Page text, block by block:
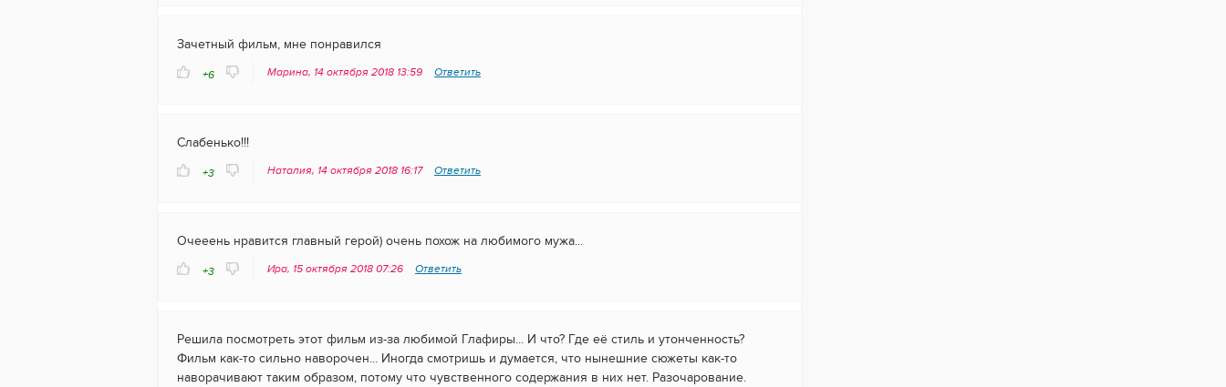
Зачетный фильм, мне понравился
+6 Марина, 14 октября 2018 13:59 Ответить
Слабенько!!!
+3 Наталия, 14 октября 2018 16:17 Ответить
Очееень нравится главный герой) очень похож на любимого мужа...
+3 Ира, 15 октября 2018 07:26 Ответить
Решила посмотреть этот фильм из-за любимой Глафиры... И что? Где её стиль и утонченность?
Фильм как-то сильно наворочен... Иногда смотришь и думается, что нынешние сюжеты как-то
наворачивают таким образом, потому что чувственного содержания в них нет. Разочарование.